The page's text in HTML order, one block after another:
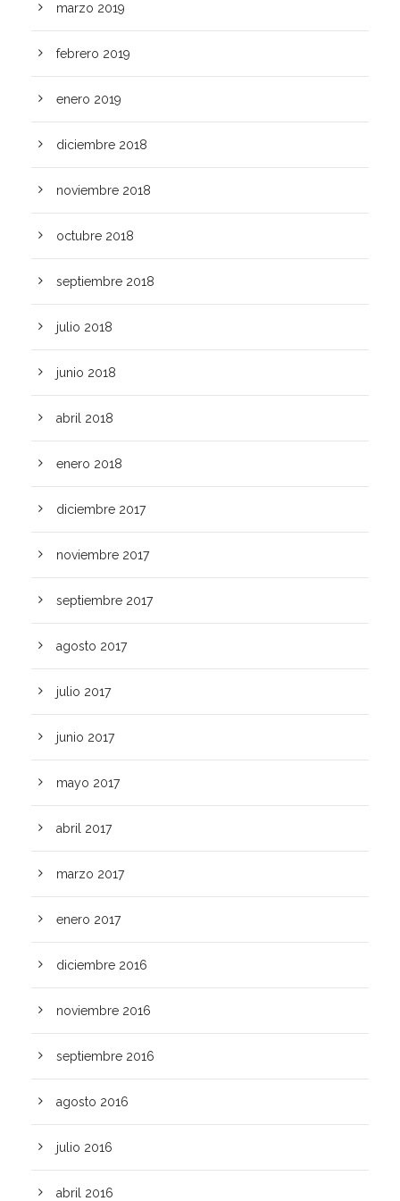
marzo 2019
febrero 2019
enero 2019
diciembre 2018
noviembre 2018
octubre 2018
septiembre 2018
julio 2018
junio 2018
abril 2018
enero 2018
diciembre 2017
noviembre 2017
septiembre 2017
agosto 2017
julio 2017
junio 2017
mayo 2017
abril 2017
marzo 2017
enero 2017
diciembre 2016
noviembre 2016
septiembre 2016
agosto 2016
julio 2016
abril 2016